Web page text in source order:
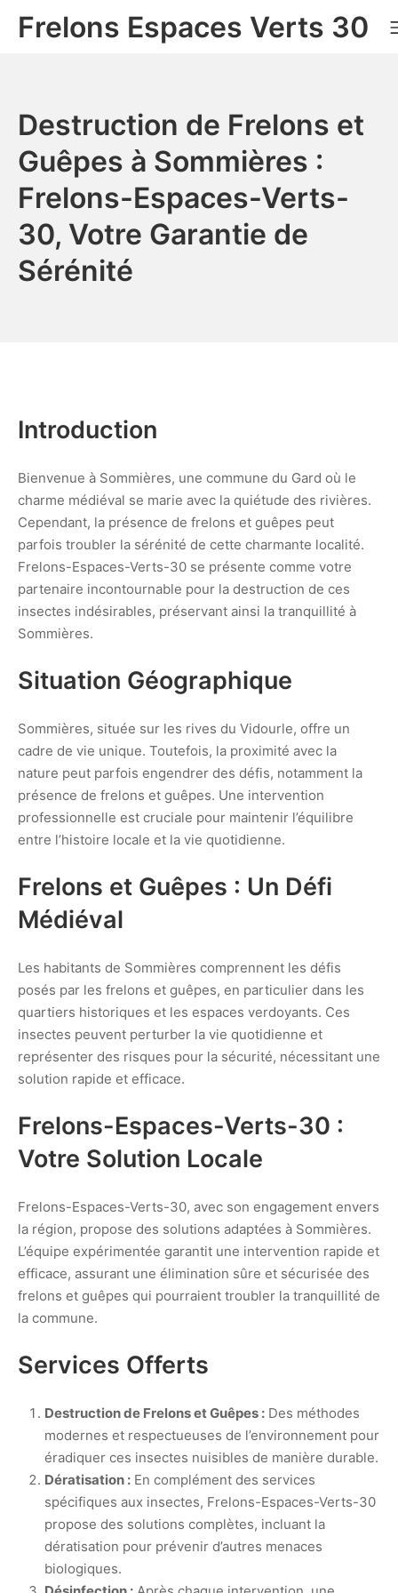
Frelons Espaces Verts 30
Destruction de Frelons et
Guêpes à Sommières :
Frelons-Espaces-Verts-
30, Votre Garantie de
Sérénité
Introduction
Bienvenue à Sommières, une commune du Gard où le
charme médiéval se marie avec la quiétude des rivières.
Cependant, la présence de frelons et guêpes peut
parfois troubler la sérénité de cette charmante localité.
Frelons-Espaces-Verts-30 se présente comme votre
partenaire incontournable pour la destruction de ces
insectes indésirables, préservant ainsi la tranquillité à
Sommières.
Situation Géographique
Sommières, située sur les rives du Vidourle, offre un
cadre de vie unique. Toutefois, la proximité avec la
nature peut parfois engendrer des défis, notamment la
présence de frelons et guêpes. Une intervention
professionnelle est cruciale pour maintenir l’équilibre
entre l’histoire locale et la vie quotidienne.
Frelons et Guêpes : Un Défi
Médiéval
Les habitants de Sommières comprennent les défis
posés par les frelons et guêpes, en particulier dans les
quartiers historiques et les espaces verdoyants. Ces
insectes peuvent perturber la vie quotidienne et
représenter des risques pour la sécurité, nécessitant une
solution rapide et efficace.
Frelons-Espaces-Verts-30 :
Votre Solution Locale
Frelons-Espaces-Verts-30, avec son engagement envers
la région, propose des solutions adaptées à Sommières.
L’équipe expérimentée garantit une intervention rapide et
efficace, assurant une élimination sûre et sécurisée des
frelons et guêpes qui pourraient troubler la tranquillité de
la commune.
Services Offerts
Destruction de Frelons et Guêpes : Des méthodes
modernes et respectueuses de l’environnement pour
éradiquer ces insectes nuisibles de manière durable.
Dératisation : En complément des services
spécifiques aux insectes, Frelons-Espaces-Verts-30
propose des solutions complètes, incluant la
dératisation pour prévenir d’autres menaces
biologiques.